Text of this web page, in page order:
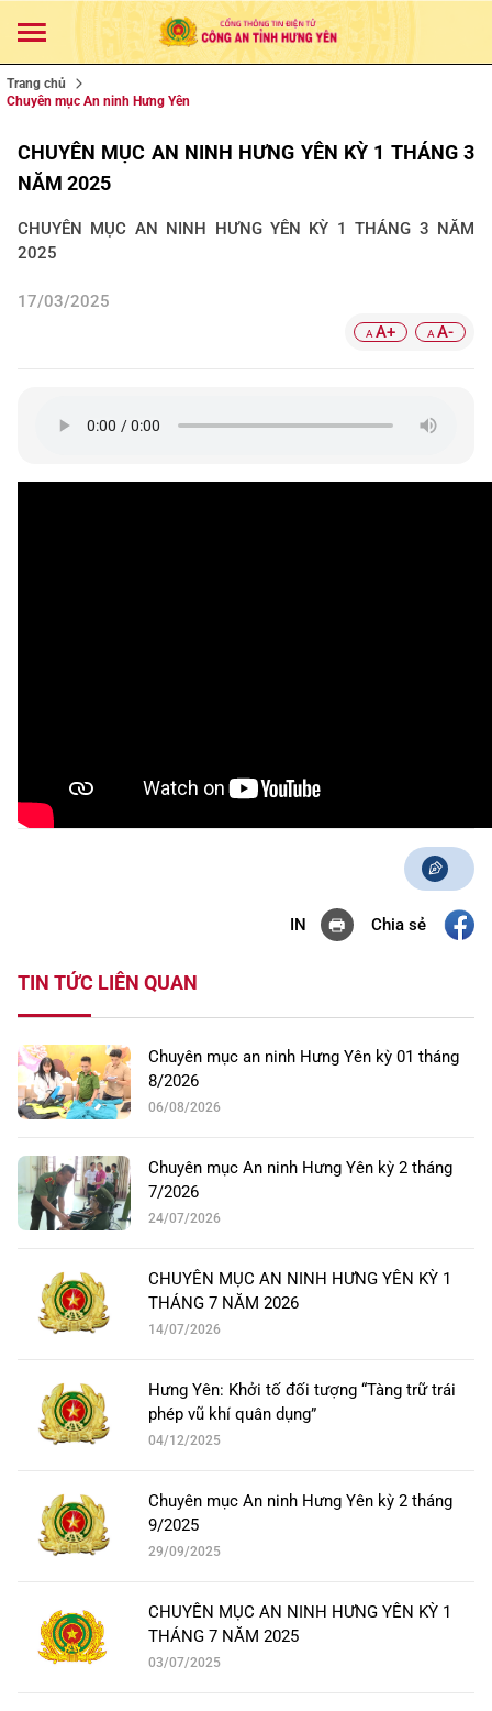
Trang chủ
Chuyên mục An ninh Hưng Yên
CHUYÊN MỤC AN NINH HƯNG YÊN KỲ 1 THÁNG 3
NĂM 2025
CHUYÊN MỤC AN NINH HƯNG YÊN KỲ 1 THÁNG 3 NĂM
2025
17/03/2025
A A+ A A-
IN Chia sẻ
TIN TỨC LIÊN QUAN
Chuyên mục an ninh Hưng Yên kỳ 01 tháng
8/2026
06/08/2026
Chuyên mục An ninh Hưng Yên kỳ 2 tháng
7/2026
24/07/2026
CHUYÊN MỤC AN NINH HƯNG YÊN KỲ 1
THÁNG 7 NĂM 2026
14/07/2026
Hưng Yên: Khởi tố đối tượng “Tàng trữ trái
phép vũ khí quân dụng”
04/12/2025
Chuyên mục An ninh Hưng Yên kỳ 2 tháng
9/2025
29/09/2025
CHUYÊN MỤC AN NINH HƯNG YÊN KỲ 1
THÁNG 7 NĂM 2025
03/07/2025